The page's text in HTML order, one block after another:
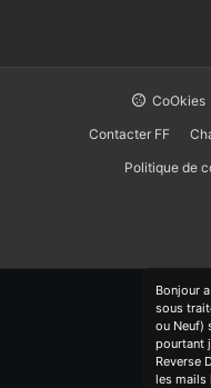
CoOkies
Contacter FF
Politique de
Bonjour
sous
ou Neuf)
pourtant
Reverse
les mails